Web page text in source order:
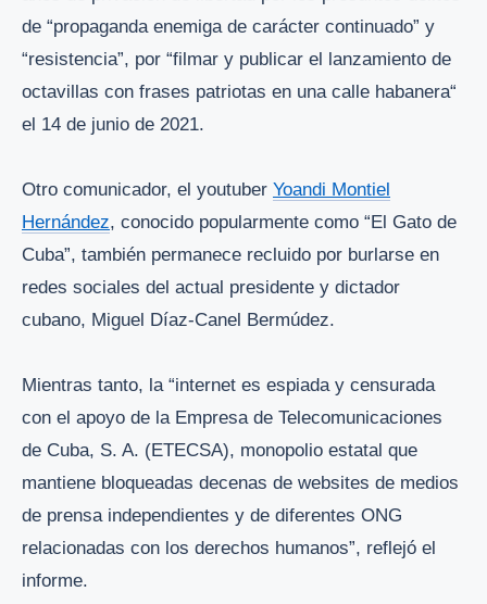
de “propaganda enemiga de carácter continuado” y
“resistencia”, por “filmar y publicar el lanzamiento de
octavillas con frases patriotas en una calle habanera“
el 14 de junio de 2021.
Otro comunicador, el youtuber Yoandi Montiel
Hernández, conocido popularmente como “El Gato de
Cuba”, también permanece recluido por burlarse en
redes sociales del actual presidente y dictador
cubano, Miguel Díaz-Canel Bermúdez.
Mientras tanto, la “internet es espiada y censurada
con el apoyo de la Empresa de Telecomunicaciones
de Cuba, S. A. (ETECSA), monopolio estatal que
mantiene bloqueadas decenas de websites de medios
de prensa independientes y de diferentes ONG
relacionadas con los derechos humanos”, reflejó el
informe.